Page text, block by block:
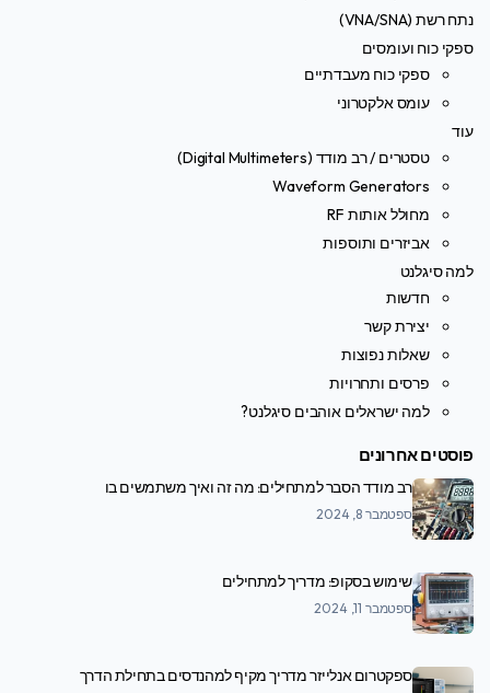
נתח רשת (VNA/SNA)
ספקי כוח ועומסים
ספקי כוח מעבדתיים
עומס אלקטרוני
עוד
טסטרים / רב מודד (Digital Multimeters)
Waveform Generators
מחולל אותות RF
אביזרים ותוספות
למה סיגלנט
חדשות
יצירת קשר
שאלות נפוצות
פרסים ותחרויות
למה ישראלים אוהבים סיגלנט?
פוסטים אחרונים
רב מודד הסבר למתחילים: מה זה ואיך משתמשים בו
ספטמבר 8, 2024
שימוש בסקופ: מדריך למתחילים
ספטמבר 11, 2024
ספקטרום אנלייזר מדריך מקיף למהנדסים בתחילת הדרך